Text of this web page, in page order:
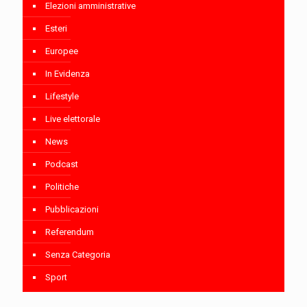
Elezioni amministrative
Esteri
Europee
In Evidenza
Lifestyle
Live elettorale
News
Podcast
Politiche
Pubblicazioni
Referendum
Senza Categoria
Sport